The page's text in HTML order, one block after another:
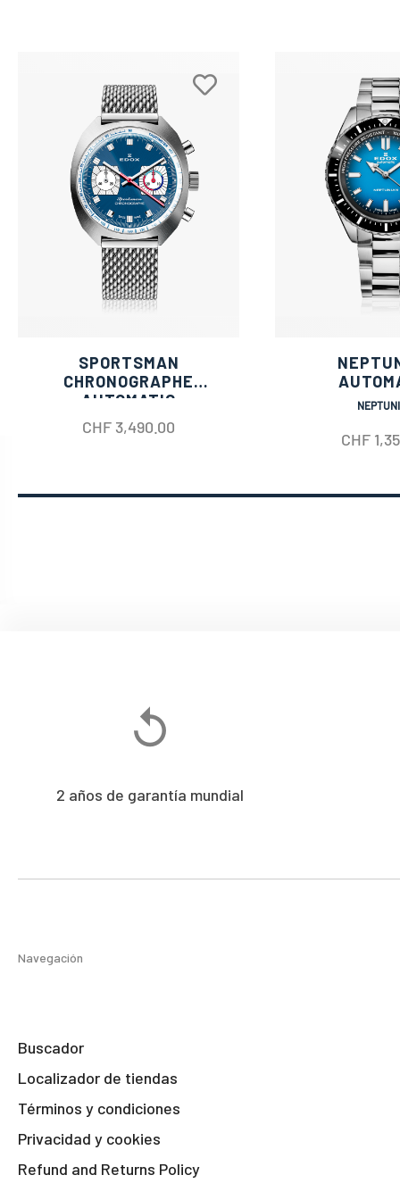
SPORTSMAN
CHRONOGRAPHE
AUTOMATIC
CHF 3,490.00
CHF
2 años de garantía mundial
Navegación
Buscador
Localizador de tiendas
Términos y condiciones
Privacidad y cookies
Refund and Returns Policy